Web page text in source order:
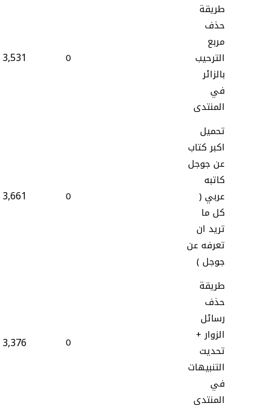
طريقة
حذف
مربع
الترحيب
بالزائر
في
المنتدى
0
3,531
تحميل
اكبر كتاب
عن جوجل
كاتبه
عربي (
كل ما
تريد ان
تعرفه عن
جوجل )
0
3,661
طريقة
حذف
رسائل
الزوار +
تحديث
التنبيهات
في
المنتدى
0
3,376